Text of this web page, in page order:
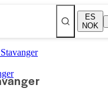
ES
NOK